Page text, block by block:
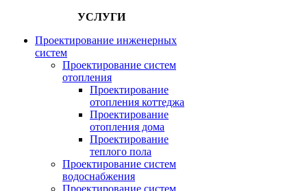
УСЛУГИ
Проектирование инженерных
систем
Проектирование систем
отопления
Проектирование
отопления коттеджа
Проектирование
отопления дома
Проектирование
теплого пола
Проектирование систем
водоснабжения
Проектирование систем